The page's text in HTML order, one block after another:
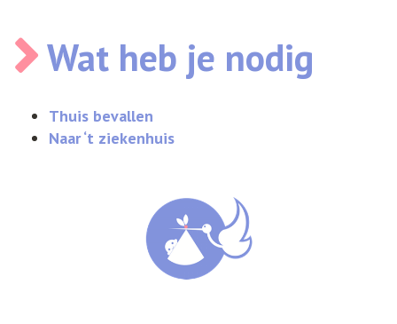
Wat heb je nodig
Thuis bevallen
Naar ‘t ziekenhuis